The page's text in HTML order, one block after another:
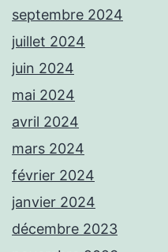
septembre 2024
juillet 2024
juin 2024
mai 2024
avril 2024
mars 2024
février 2024
janvier 2024
décembre 2023